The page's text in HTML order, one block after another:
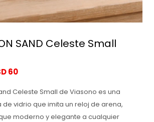
SAND Celeste Small
60
Celeste Small de Viasono es una
vidrio que imita un reloj de arena,
moderno y elegante a cualquier